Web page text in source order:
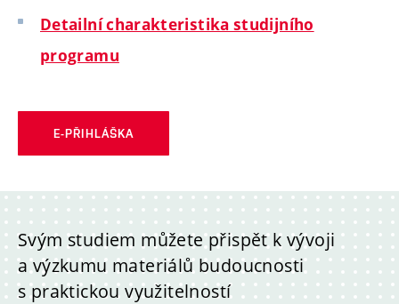
Detailní charakteristika studijního
programu
E-PŘIHLÁŠKA
Svým studiem můžete přispět k vývoji
a výzkumu materiálů budoucnosti
s praktickou využitelností